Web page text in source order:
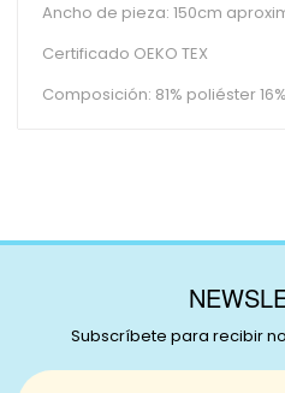
Ancho de pieza: 150cm
Certificado OEKO TEX
Composición: 81% poliéster
Subscríbete para recibir